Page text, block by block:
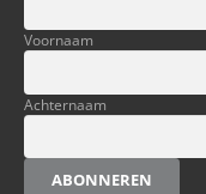
Voornaam
Achternaam
ABONNEREN